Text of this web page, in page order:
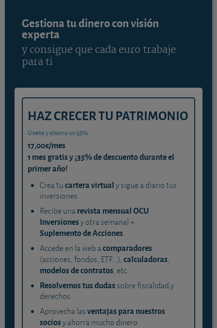
Gestiona tu dinero con visión
experta
y consigue que cada euro trabaje
para ti
HAZ CRECER TU PATRIMONIO
Únete y ahorra un 35%
17,00€/mes
1 mes gratis y ¡35% de descuento durante el
primer año!
Crea tucartera virtualy sigue a diario tus
inversiones.
Recibe unarevista mensual OCU
Inversionesy otra semanal +
Suplemento de Acciones.
Accede en la web acomparadores
(acciones, fondos, ETF...),calculadoras,
modelos de contratos, etc.
Resolvemos tus dudassobre fiscalidad y
derechos.
Aprovecha lasventajas para nuestros
sociosy ahorra mucho dinero.